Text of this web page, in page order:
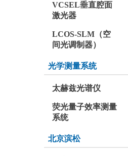
VCSEL垂直腔面
激光器
LCOS-SLM（空
间光调制器）
光学测量系统
太赫兹光谱仪
荧光量子效率测量
系统
北京滨松